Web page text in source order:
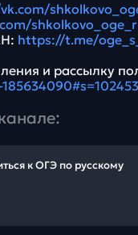
https://t.me/
и рассылку
к ОГЭ по русскому